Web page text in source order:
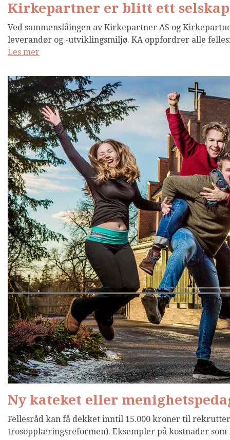
Kirkepartner er blitt ett selskap
Ved sammenslåingen av Kirkepartner AS og
leverandør og -utviklingsmiljø. KA oppfordrer alle
Les mer
Ny kateket eller
Fellesråd kan få dekket inntil 15.000 kroner til
trosopplæringsreformen). Eksempler på kostnader